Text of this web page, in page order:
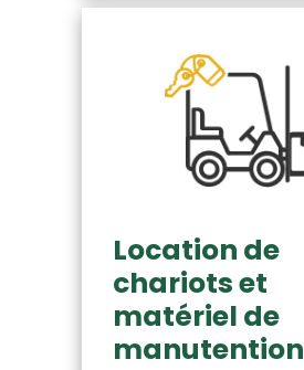
Location de
chariots et
matériel de
manutention